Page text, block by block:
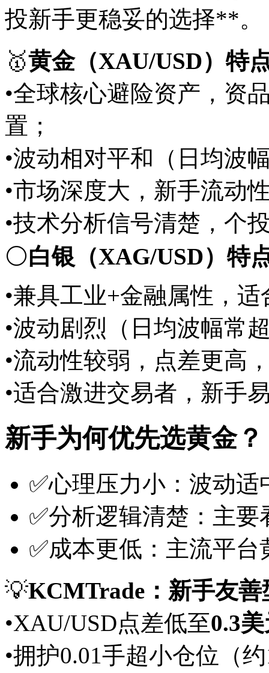
投新手更稳妥的选择**。
🥇黄金（XAU/USD）特
•全球核心避险资产，资
置；
•波动相对平和（日均波
•市场深度大，新手流动
•技术分析信号清楚，个
⚪白银（XAG/USD）特
•兼具工业+金融属性，
•波动剧烈（日均波幅常
•流动性较弱，点差更高
•适合激进交易者，新手
新手为何优先选黄金？
✅心理压力小：波动
✅分析逻辑清楚：主
✅成本更低：主流平
💡KCMTrade：新手友
•XAU/USD点差低至0.3
•拥护0.01手超小仓位（